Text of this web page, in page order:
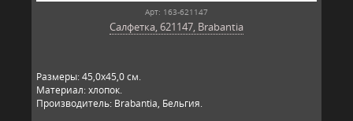
Арт: 163-621147
Салфетка, 621147, Brabantia
Размеры: 45,0х45,0 см.
Материал: хлопок.
Производитель: Brabantia, Бельгия.